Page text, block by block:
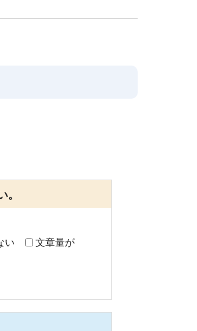
い
文章量が